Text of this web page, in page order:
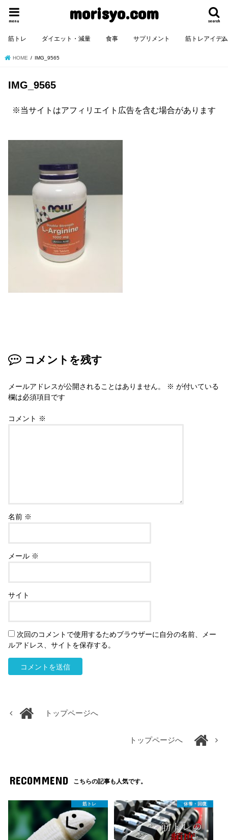
morisyo.com search
menu
筋トレ ダイエット・減量 食事 サプリメント 筋トレアイテム
HOME IMG_9565
IMG_9565
※当サイトはアフィリエイト広告を含む場合があります
コメントを残す
メールアドレスが公開されることはありません。 ※ が付いている
欄は必須項目です
コメント ※
名前 ※
メール ※
サイト
次回のコメントで使用するためブラウザーに自分の名前、メー
ルアドレス、サイトを保存する。
トップページへ
トップページへ
RECOMMEND こちらの記事も人気です。
筋トレ 休養・回復